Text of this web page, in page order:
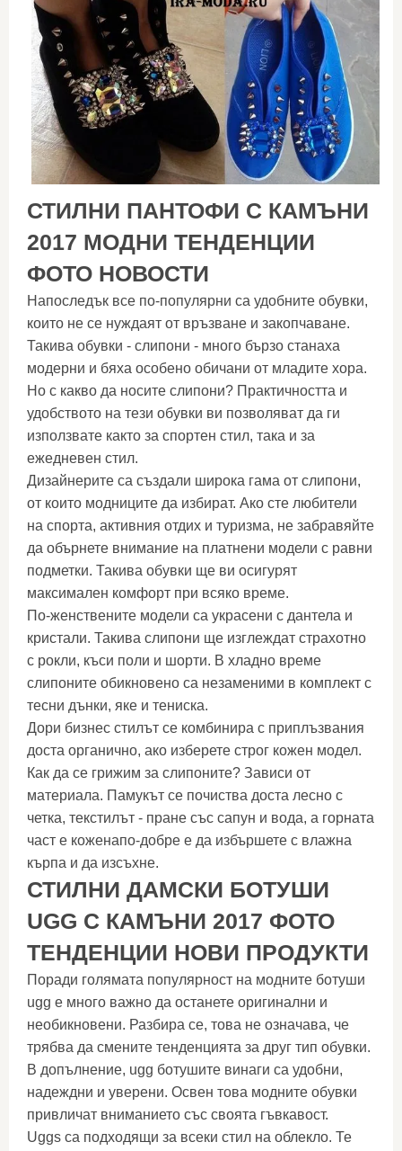
СТИЛНИ ПАНТОФИ С КАМЪНИ
2017 МОДНИ ТЕНДЕНЦИИ
ФОТО НОВОСТИ
Напоследък все по-популярни са удобните обувки,
които не се нуждаят от връзване и закопчаване.
Такива обувки - слипони - много бързо станаха
модерни и бяха особено обичани от младите хора.
Но с какво да носите слипони? Практичността и
удобството на тези обувки ви позволяват да ги
използвате както за спортен стил, така и за
ежедневен стил.
Дизайнерите са създали широка гама от слипони,
от които модниците да избират. Ако сте любители
на спорта, активния отдих и туризма, не забравяйте
да обърнете внимание на платнени модели с равни
подметки. Такива обувки ще ви осигурят
максимален комфорт при всяко време.
По-женствените модели са украсени с дантела и
кристали. Такива слипони ще изглеждат страхотно
с рокли, къси поли и шорти. В хладно време
слипоните обикновено са незаменими в комплект с
тесни дънки, яке и тениска.
Дори бизнес стилът се комбинира с приплъзвания
доста органично, ако изберете строг кожен модел.
Как да се грижим за слипоните? Зависи от
материала. Памукът се почиства доста лесно с
четка, текстилът - пране със сапун и вода, а горната
част е коженапо-добре е да избършете с влажна
кърпа и да изсъхне.
СТИЛНИ ДАМСКИ БОТУШИ
UGG С КАМЪНИ 2017 ФОТО
ТЕНДЕНЦИИ НОВИ ПРОДУКТИ
Поради голямата популярност на модните ботуши
ugg е много важно да останете оригинални и
необикновени. Разбира се, това не означава, че
трябва да смените тенденцията за друг тип обувки.
В допълнение, ugg ботушите винаги са удобни,
надеждни и уверени. Освен това модните обувки
привличат вниманието със своята гъвкавост.
Uggs са подходящи за всеки стил на облекло. Те